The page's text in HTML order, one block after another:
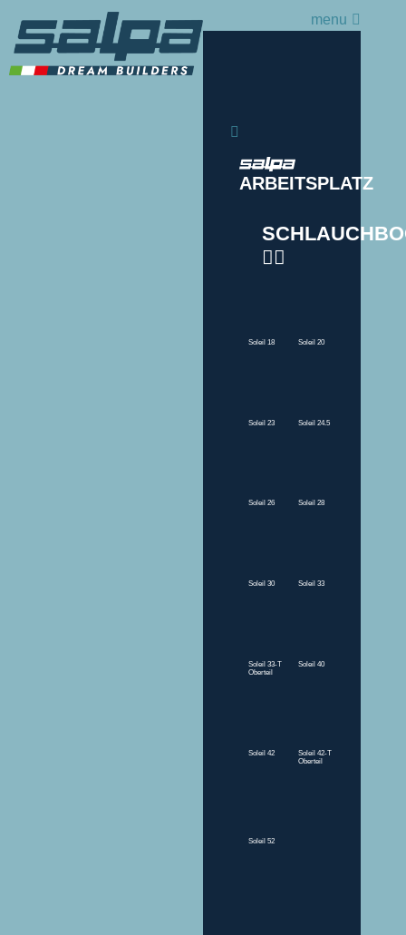
menu
ARBEITSPLATZ
Soleil 18 Soleil 20
Soleil 23 Soleil 24.5
Soleil 26 Soleil 28
Soleil 30 Soleil 33
Soleil 33-T
Oberteil
Soleil 40
Soleil 42
Soleil 42-T
Oberteil
Soleil 52